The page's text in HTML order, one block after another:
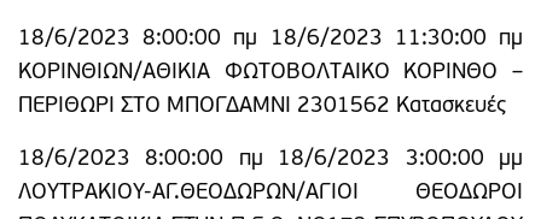
18/6/2023 8:00:00 πμ 18/6/2023 11:30:00 πμ
ΚΟΡΙΝΘΙΩΝ/ΑΘΙΚΙΑ ΦΩΤΟΒΟΛΤΑΙΚΟ ΚΟΡΙΝΘΟ –
ΠΕΡΙΘΩΡΙ ΣΤΟ ΜΠΟΓΔΑΜΝΙ 2301562 Κατασκευές
18/6/2023 8:00:00 πμ 18/6/2023 3:00:00 μμ
ΛΟΥΤΡΑΚΙΟΥ-ΑΓ.ΘΕΟΔΩΡΩΝ/ΑΓΙΟΙ ΘΕΟΔΩΡΟΙ